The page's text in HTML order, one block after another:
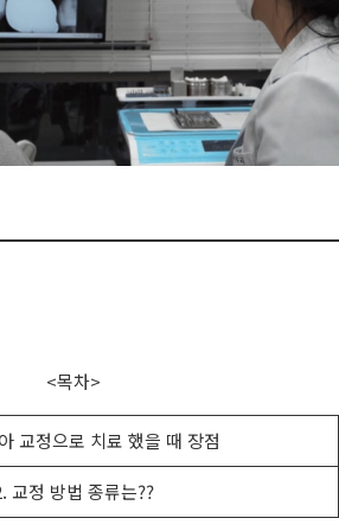
<목차>
교정으로 치료 했을 때 장점
교정 방법 종류는??